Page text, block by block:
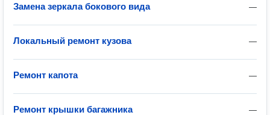
—
Замена зеркала бокового вида
—
Локальный ремонт кузова
—
Ремонт капота
—
Ремонт крышки багажника